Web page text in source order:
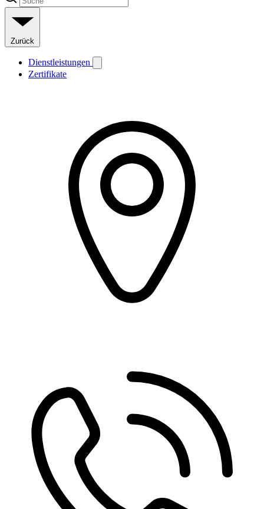
Zurück
Dienstleistungen
Zertifikate